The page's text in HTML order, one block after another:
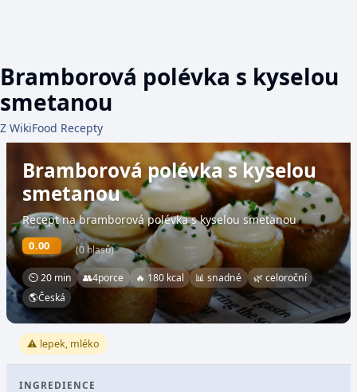
Bramborová polévka s kyselou
smetanou
Z WikiFood Recepty
Bramborová polévka s kyselou
smetanou
Recept na bramborová polévka s kyselou smetanou
0.00 (0 hlasů)
⏲ 20 min 👥4porce 🔥 180 kcal 📊 snadné
🌿 celoroční
🌎Česká
⚠️ lepek, mléko
INGREDIENCE